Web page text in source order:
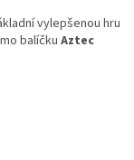
vylepšenou hru
balíčkuAztec